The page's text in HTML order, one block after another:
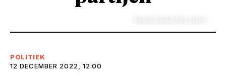
POLITIEK
12 DECEMBER 2022, 12:00